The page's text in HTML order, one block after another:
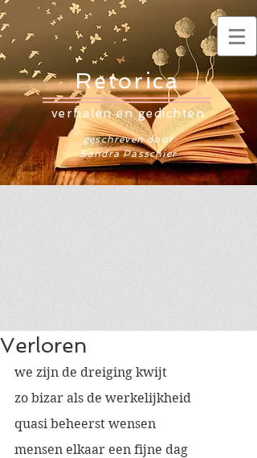
Retorica
verhalen en gedichten
geschreven door
Sandra Passchier
Verloren
we zijn de dreiging kwijt
zo bizar als de werkelijkheid
quasi beheerst wensen
mensen elkaar een fijne dag